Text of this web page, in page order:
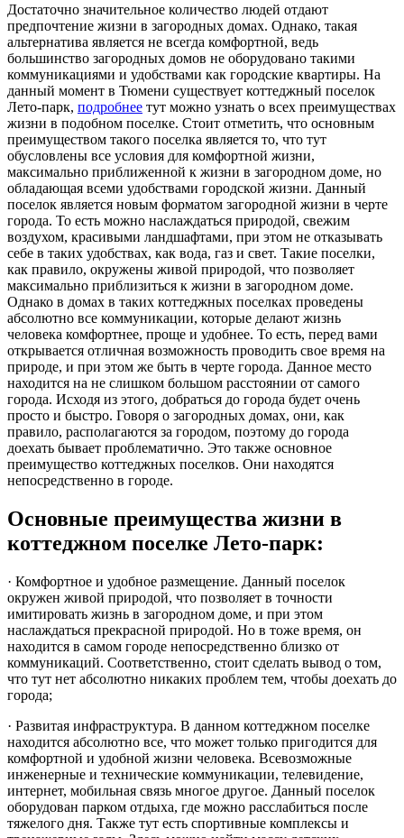
Достаточно значительное количество людей отдают
предпочтение жизни в загородных домах. Однако, такая
альтернатива является не всегда комфортной, ведь
большинство загородных домов не оборудовано такими
коммуникациями и удобствами как городские квартиры. На
данный момент в Тюмени существует коттеджный поселок
Лето-парк, подробнее тут можно узнать о всех преимуществах
жизни в подобном поселке. Стоит отметить, что основным
преимуществом такого поселка является то, что тут
обусловлены все условия для комфортной жизни,
максимально приближенной к жизни в загородном доме, но
обладающая всеми удобствами городской жизни. Данный
поселок является новым форматом загородной жизни в черте
города. То есть можно наслаждаться природой, свежим
воздухом, красивыми ландшафтами, при этом не отказывать
себе в таких удобствах, как вода, газ и свет. Такие поселки,
как правило, окружены живой природой, что позволяет
максимально приблизиться к жизни в загородном доме.
Однако в домах в таких коттеджных поселках проведены
абсолютно все коммуникации, которые делают жизнь
человека комфортнее, проще и удобнее. То есть, перед вами
открывается отличная возможность проводить свое время на
природе, и при этом же быть в черте города. Данное место
находится на не слишком большом расстоянии от самого
города. Исходя из этого, добраться до города будет очень
просто и быстро. Говоря о загородных домах, они, как
правило, располагаются за городом, поэтому до города
доехать бывает проблематично. Это также основное
преимущество коттеджных поселков. Они находятся
непосредственно в городе.
Основные преимущества жизни в
коттеджном поселке Лето-парк:
· Комфортное и удобное размещение. Данный поселок
окружен живой природой, что позволяет в точности
имитировать жизнь в загородном доме, и при этом
наслаждаться прекрасной природой. Но в тоже время, он
находится в самом городе непосредственно близко от
коммуникаций. Соответственно, стоит сделать вывод о том,
что тут нет абсолютно никаких проблем тем, чтобы доехать до
города;
· Развитая инфраструктура. В данном коттеджном поселке
находится абсолютно все, что может только пригодится для
комфортной и удобной жизни человека. Всевозможные
инженерные и технические коммуникации, телевидение,
интернет, мобильная связь многое другое. Данный поселок
оборудован парком отдыха, где можно расслабиться после
тяжелого дня. Также тут есть спортивные комплексы и